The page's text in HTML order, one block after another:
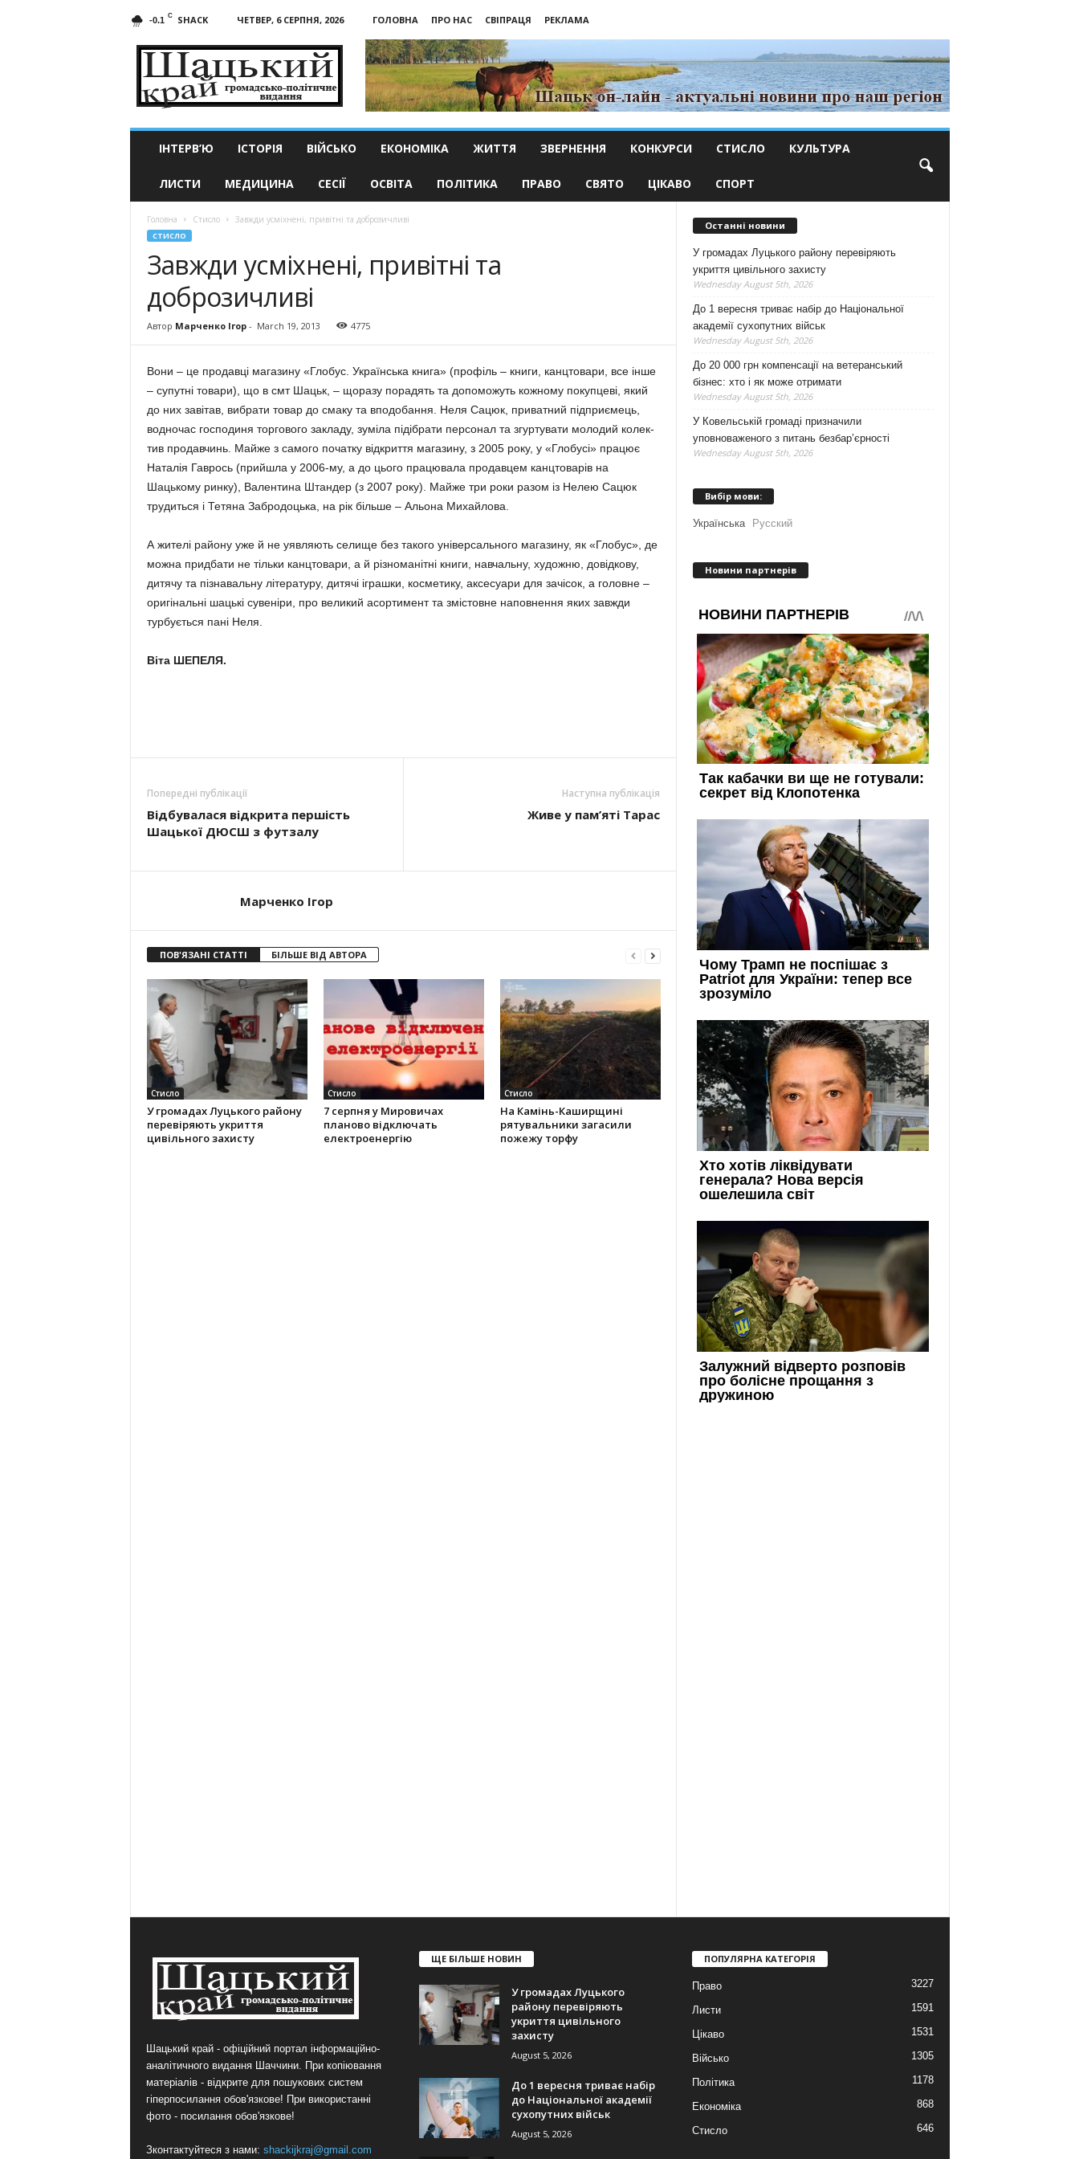
-0.1 C SHACK ЧЕТВЕР, 6 СЕРПНЯ, 2026 ГОЛОВНА ПРО НАС СВІПРАЦЯ
РЕКЛАМА
край
ІНТЕРВ’Ю ІСТОРІЯ ВІЙСЬКО ЕКОНОМІКА ЖИТТЯ ЗВЕРНЕННЯ КОНКУРСИ СТИСЛО КУЛЬТУРА
ЛИСТИ МЕДИЦИНА СЕСІЇ ОСВІТА ПОЛІТИКА ПРАВО СВЯТО ЦІКАВО СПОРТ
Головна Стисло Завжди усміхнені, привітні та доброзичливі
СТИСЛО
Завжди усміхнені, привітні та
доброзичливі
Автор Марченко Ігор- March 19, 2013 4775
Вони – це продавці магазину «Глобус. Україн­ська книга» (профіль – книги, канцтовари, все інше
– супутні товари), що в смт Шацьк, – щоразу порадять та допоможуть кожному покупцеві, який
до них завітав, вибрати товар до смаку та впо­добання. Неля Сацюк, приватний підприємець,
водночас господиня торгового закладу, зуміла підібрати персонал та згуртувати молодий ко­лек­
тив продавчинь. Майже з самого початку від­криття магазину, з 2005 року, у «Глобусі» пра­цює
Наталія Гаврось (прийшла у 2006-му, а до цього працювала продавцем канцтоварів на
Шацькому ринку), Валентина Штандер (з 2007 року). Майже три роки разом із Нелею Сацюк
трудиться і Те­тяна Забродоцька, на рік більше – Альона Михайлова.
А жителі району уже й не уявляють селище без такого універсального магазину, як «Глобус», де
можна придбати не тільки канцтовари, а й різ­но­манітні книги, навчальну, художню, довідкову,
дитячу та пізнавальну літературу, дитячі іграшки, косметику, аксесуари для зачісок, а головне –
ори­гінальні шацькі сувеніри, про великий асор­ти­мент та змістовне наповнення яких завжди
турбується пані Неля.
Віта ШЕПЕЛЯ.
Попередні публікації
Відбувалася відкрита пер­шість
Шацької ДЮСШ з футзалу
Наступна публікація
Живе у пам’яті Тарас
Марченко Ігор
ПОВ'ЯЗАНІ СТАТТІ БІЛЬШЕ ВІД АВТОРА
Стисло
У громадах Луцького району
перевіряють укриття
цивільного захисту
Стисло
7 серпня у Мировичах
планово відключать
електроенергію
Стисло
На Камінь-Каширщині
рятувальники загасили
пожежу торфу
Останні новини
У громадах Луцького району перевіряють
укриття цивільного захисту
Wednesday August 5th, 2026
До 1 вересня триває набір до Національної
академії сухопутних військ
Wednesday August 5th, 2026
До 20 000 грн компенсації на ветеранський
бізнес: хто і як може отримати
Wednesday August 5th, 2026
У Ковельській громаді призначили
уповноваженого з питань безбар’єрності
Wednesday August 5th, 2026
Вибір мови:
Українська Русский
Новини партнерів
Шацький край - офіційний портал інформаційно-
аналітичного видання Шаччини. При копіювання
матеріалів - відкрите для пошукових систем
гіперпосилання обов'язкове! При використанні
фото - посилання обов'язкове!
Зконтактуйтеся з нами: shackijkraj@gmail.com
ЩЕ БІЛЬШЕ НОВИН
У громадах Луцького
району перевіряють
укриття цивільного
захисту
August 5, 2026
До 1 вересня триває набір
до Національної академії
сухопутних військ
August 5, 2026
ПОПУЛЯРНА КАТЕГОРІЯ
Право 3227
Листи 1591
Цікаво 1531
Військо 1305
Політика 1178
Економіка 868
Стисло 646